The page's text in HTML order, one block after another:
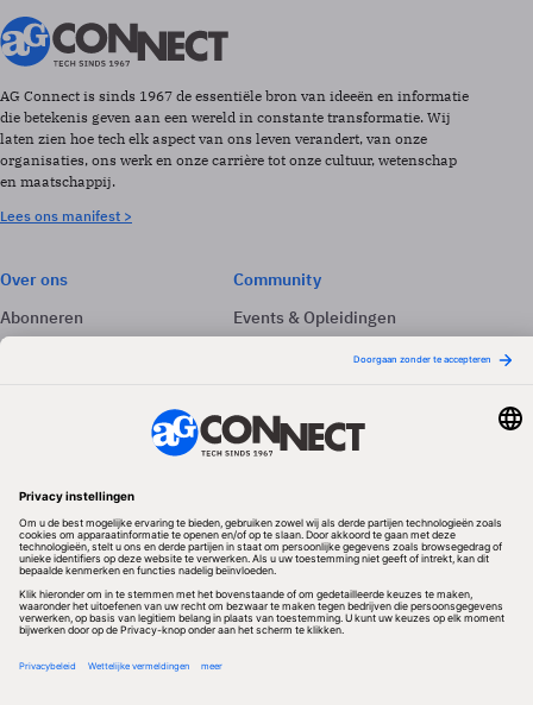
AG Connect is sinds 1967 de essentiële bron van ideeën en informatie
die betekenis geven aan een wereld in constante transformatie. Wij
laten zien hoe tech elk aspect van ons leven verandert, van onze
organisaties, ons werk en onze carrière tot onze cultuur, wetenschap
en maatschappij.
Lees ons manifest >
Over ons
Abonneren
Adverteren
Community
Events & Opleidingen
Nieuwsbrieven
Volg ons
Redactionele partner